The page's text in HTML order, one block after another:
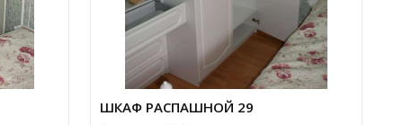
ШКАФ РАСПАШНОЙ 29